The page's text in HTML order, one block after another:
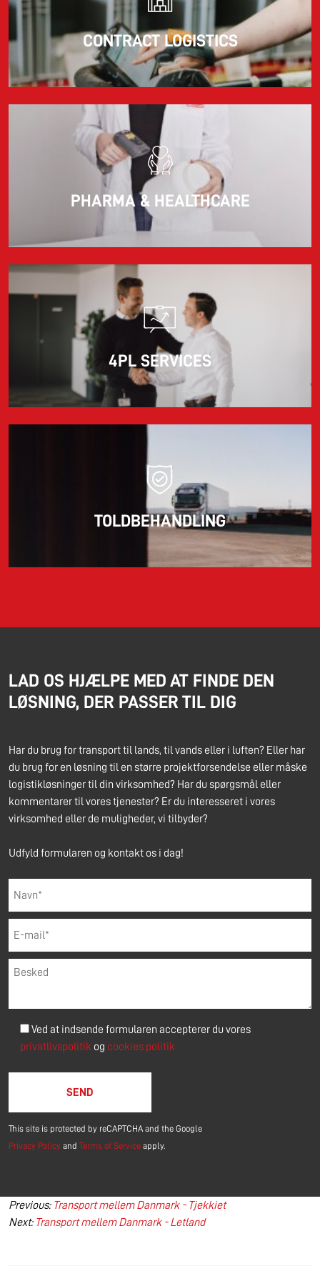
CONTRACT LOGISTICS
PHARMA & HEALTHCARE
4PL SERVICES
TOLDBEHANDLING
LAD OS HJÆLPE MED AT FINDE DEN
LØSNING, DER PASSER TIL DIG
Har du brug for transport til lands, til vands eller i luften? Eller har
du brug for en løsning til en større projektforsendelse eller måske
logistikløsninger til din virksomhed? Har du spørgsmål eller
kommentarer til vores tjenester? Er du interesseret i vores
virksomhed eller de muligheder, vi tilbyder?
Udfyld formularen og kontakt os i dag!
Ved at indsende formularen accepterer du vores
privatlivspolitik og cookies politik
This site is protected by reCAPTCHA and the Google
Privacy Policy and Terms of Service apply.
Indlægsnavigation
Previous: Transport mellem Danmark - Tjekkiet
Next: Transport mellem Danmark - Letland